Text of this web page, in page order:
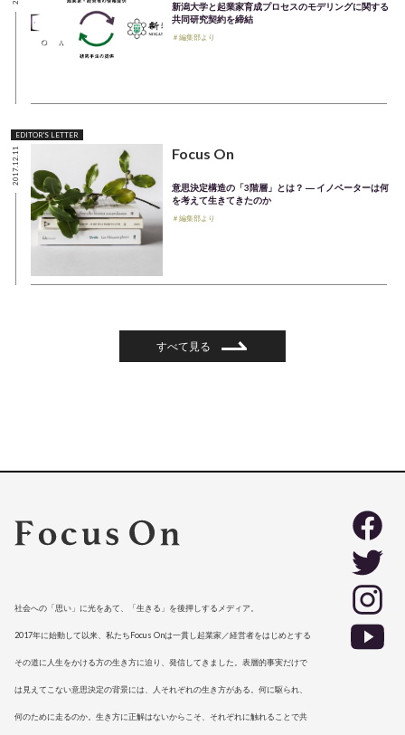
新潟大学と起業家育成プロセスのモデリングに関する
共同研究契約を締結
＃編集部より
2017.12.11
EDITOR'S LETTER
Focus On
意思決定構造の「3階層」とは？ ― イノベーターは何
を考えて生きてきたのか
＃編集部より
すべて見る
社会への「思い」に光をあて、「生きる」を後押しするメディア。
2017年に始動して以来、私たちFocus Onは一貫し起業家／経営者をはじめとする
その道に人生をかける方の生き方に迫り、発信してきました。表層的事実だけで
は見えてこない意思決定の背景には、人それぞれの生き方がある。何に駆られ、
何のために走るのか。生き方に正解はないからこそ、それぞれに触れることで共